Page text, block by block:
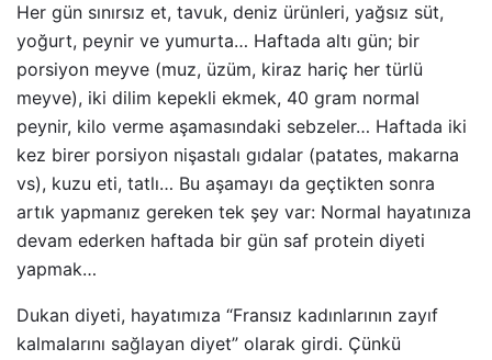
Her gün sınırsız et, tavuk, deniz ürünleri, yağsız süt,
yoğurt, peynir ve yumurta… Haftada altı gün; bir
porsiyon meyve (muz, üzüm, kiraz hariç her türlü
meyve), iki dilim kepekli ekmek, 40 gram normal
peynir, kilo verme aşamasındaki sebzeler… Haftada iki
kez birer porsiyon nişastalı gıdalar (patates, makarna
vs), kuzu eti, tatlı… Bu aşamayı da geçtikten sonra
artık yapmanız gereken tek şey var: Normal hayatınıza
devam ederken haftada bir gün saf protein diyeti
yapmak…
Dukan diyeti, hayatımıza “Fransız kadınlarının zayıf
kalmalarını sağlayan diyet” olarak girdi. Çünkü